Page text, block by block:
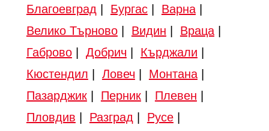
Благоевград Бургас| Варна|
Велико Търново| Видин Враца|
Габрово| Добрич Кърджали
Кюстендил
Ловеч Монтана|
Пазарджик| Перник| Плевен
Пловдив
Разград Русе|